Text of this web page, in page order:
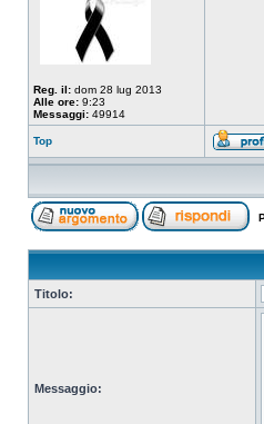
Reg. il: dom 28 lug 2013
Alle ore: 9:23
Messaggi: 49914
Top
Titolo:
Messaggio: